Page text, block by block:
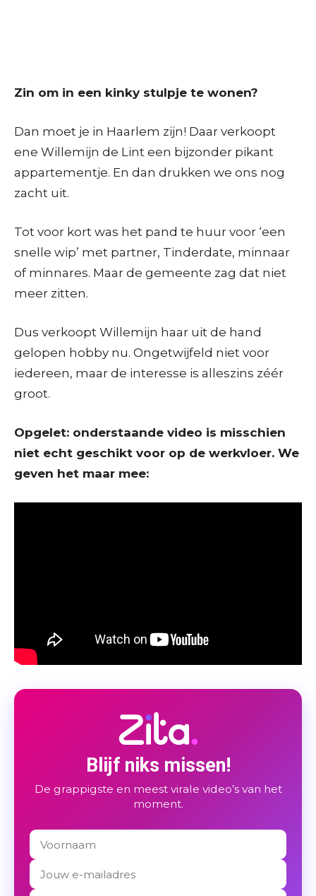
Zin om in een kinky stulpje te wonen?
Dan moet je in Haarlem zijn! Daar verkoopt
ene Willemijn de Lint een bijzonder pikant
appartementje. En dan drukken we ons nog
zacht uit.
Tot voor kort was het pand te huur voor ‘een
snelle wip’ met partner, Tinderdate, minnaar
of minnares. Maar de gemeente zag dat niet
meer zitten.
Dus verkoopt Willemijn haar uit de hand
gelopen hobby nu. Ongetwijfeld niet voor
iedereen, maar de interesse is alleszins zéér
groot.
Opgelet: onderstaande video is misschien
niet echt geschikt voor op de werkvloer. We
geven het maar mee:
Blijf niks missen!
De grappigste en meest virale video’s van het
moment.